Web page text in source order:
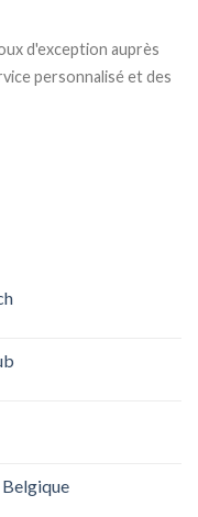
d'exception auprès
personnalisé et des